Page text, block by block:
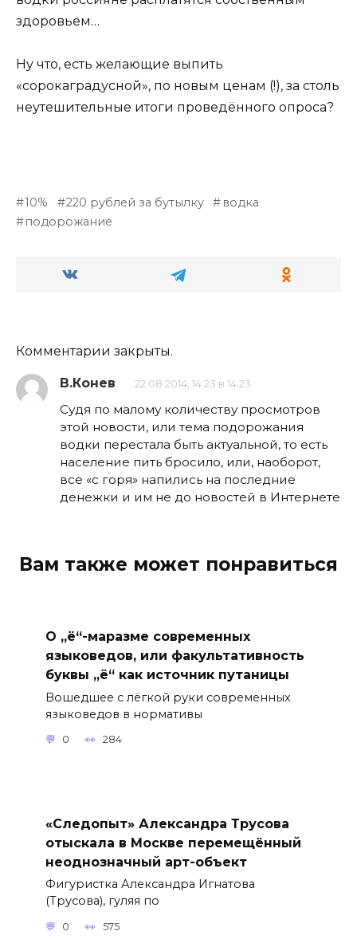
здоровьем…
Ну что, есть желающие выпить
«сорокаградусной», по новым ценам (!), за столь
неутешительные итоги проведённого опроса?
10% 220 рублей за бутылку
водка
подорожание
Комментарии закрыты.
В.Конев 22.08.2014, 14:23 в 14:23
Судя по малому количеству просмотров
этой новости, или тема подорожания
водки перестала быть актуальной, то есть
население пить бросило, или, наоборот,
все «с горя» напились на последние
денежки и им не до новостей в Интернете
Вам также может понравиться
О „ё“-маразме современных
языковедов, или факультативность
буквы „ё“ как источник путаницы
Вошедшее с лёгкой руки современных
языковедов в нормативы
0 284
«Следопыт» Александра Трусова
отыскала в Москве перемещённый
неоднозначный арт-объект
Фигуристка Александра Игнатова
(Трусова), гуляя по
0 575